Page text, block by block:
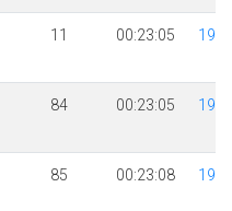
11 00:23:05 1989
84 00:23:05 1994
85 00:23:08 1995